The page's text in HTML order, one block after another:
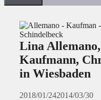
Lina
Kaufmann,
in Wiesbaden
2018/01/242014/03/30